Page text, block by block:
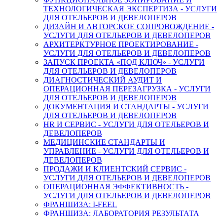
ТЕХНОЛОГИЧЕСКАЯ ЭКСПЕРТИЗА - УСЛУГИ
ДЛЯ ОТЕЛЬЕРОВ И ДЕВЕЛОПЕРОВ
ДИЗАЙН И АВТОРСКОЕ СОПРОВОЖДЕНИЕ -
УСЛУГИ ДЛЯ ОТЕЛЬЕРОВ И ДЕВЕЛОПЕРОВ
АРХИТЕРКТУРНОЕ ПРОЕКТИРОВАНИЕ -
УСЛУГИ ДЛЯ ОТЕЛЬЕРОВ И ДЕВЕЛОПЕРОВ
ЗАПУСК ПРОЕКТА «ПОД КЛЮЧ» - УСЛУГИ
ДЛЯ ОТЕЛЬЕРОВ И ДЕВЕЛОПЕРОВ
ДИАГНОСТИЧЕСКИЙ АУДИТ И
ОПЕРАЦИОННАЯ ПЕРЕЗАГРУЗКА - УСЛУГИ
ДЛЯ ОТЕЛЬЕРОВ И ДЕВЕЛОПЕРОВ
ДОКУМЕНТАЦИЯ И СТАНДАРТЫ - УСЛУГИ
ДЛЯ ОТЕЛЬЕРОВ И ДЕВЕЛОПЕРОВ
HR И СЕРВИС - УСЛУГИ ДЛЯ ОТЕЛЬЕРОВ И
ДЕВЕЛОПЕРОВ
МЕДИЦИНСКИЕ СТАНДАРТЫ И
УПРАВЛЕНИЕ - УСЛУГИ ДЛЯ ОТЕЛЬЕРОВ И
ДЕВЕЛОПЕРОВ
ПРОДАЖИ И КЛИЕНТСКИЙ СЕРВИС -
УСЛУГИ ДЛЯ ОТЕЛЬЕРОВ И ДЕВЕЛОПЕРОВ
ОПЕРАЦИОННАЯ ЭФФЕКТИВНОСТЬ -
УСЛУГИ ДЛЯ ОТЕЛЬЕРОВ И ДЕВЕЛОПЕРОВ
ФРАНШИЗА: I-FEEL
ФРАНШИЗА: ЛАБОРАТОРИЯ РЕЗУЛЬТАТА